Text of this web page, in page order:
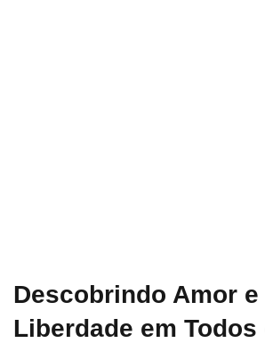
Descobrindo Amor e
Liberdade em Todos
Already have an account?